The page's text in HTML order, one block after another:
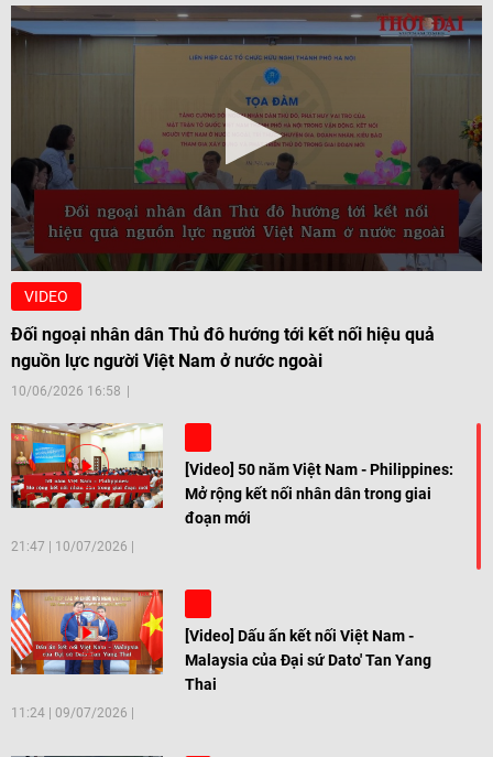
VIDEO
Đối ngoại nhân dân Thủ đô hướng tới kết nối hiệu quả
nguồn lực người Việt Nam ở nước ngoài
10/06/2026 16:58
[Video] 50 năm Việt Nam - Philippines:
Mở rộng kết nối nhân dân trong giai
đoạn mới
21:47 | 10/07/2026
[Video] Dấu ấn kết nối Việt Nam -
Malaysia của Đại sứ Dato' Tan Yang
Thai
11:24 | 09/07/2026